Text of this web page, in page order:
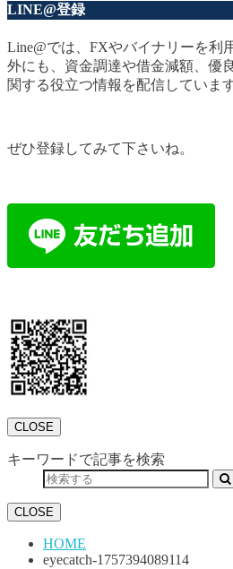
LINE@登録
Line@では、FXやバイナリーを利
外にも、資金調達や借金減額、優
関する役立つ情報を配信しています
ぜひ登録してみて下さいね。
CLOSE
キーワードで記事を検索
CLOSE
HOME
eyecatch-1757394089114